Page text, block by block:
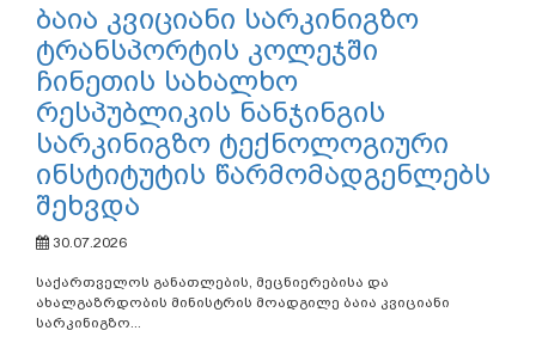
ბაია კვიციანი სარკინიგზო
ტრანსპორტის კოლეჯში
ჩინეთის სახალხო
რესპუბლიკის ნანჯინგის
სარკინიგზო ტექნოლოგიური
ინსტიტუტის წარმომადგენლებს
შეხვდა
30.07.2026
საქართველოს განათლების, მეცნიერებისა და
ახალგაზრდობის მინისტრის მოადგილე ბაია კვიციანი
სარკინიგზო...